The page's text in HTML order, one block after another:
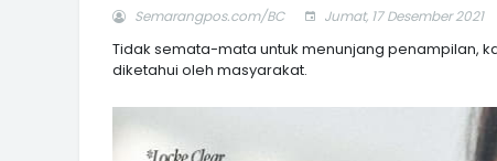
Semarangpos.com/BC Jumat, 17 Desember 2021
Tidak semata-mata untuk menunjang penampilan,
diketahui oleh masyarakat.